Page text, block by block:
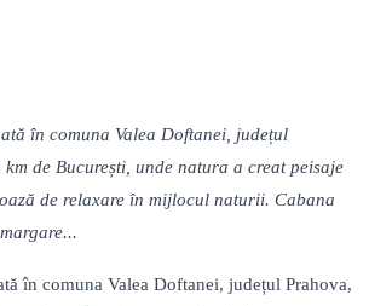
în comuna Valea Doftanei, județul
de București, unde natura a creat peisaje
de relaxare în mijlocul naturii. Cabana
în comuna Valea Doftanei, județul Prahova,